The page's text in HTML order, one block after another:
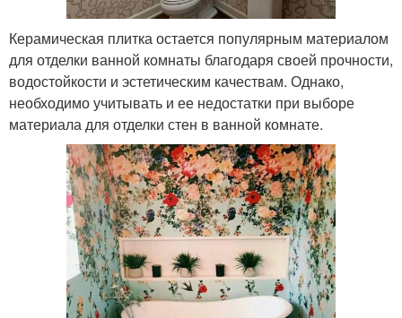
Керамическая плитка остается популярным материалом
для отделки ванной комнаты благодаря своей прочности,
водостойкости и эстетическим качествам. Однако,
необходимо учитывать и ее недостатки при выборе
материала для отделки стен в ванной комнате.